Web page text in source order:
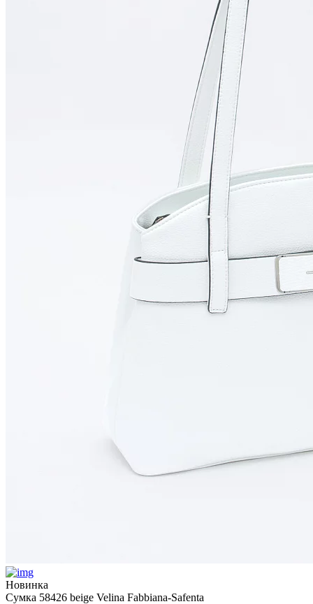
Новинка
Сумка 58426 beige Velina Fabbiana-Safenta